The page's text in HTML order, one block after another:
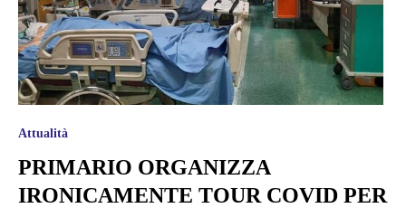
Attualità
PRIMARIO ORGANIZZA
IRONICAMENTE TOUR COVID PER